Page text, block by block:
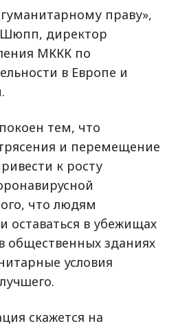
праву»,
директор
МККК по
в Европе и
тем, что
и перемещение
к росту
что людям
оставаться в убежищах
общественных зданиях
условия
скажется на